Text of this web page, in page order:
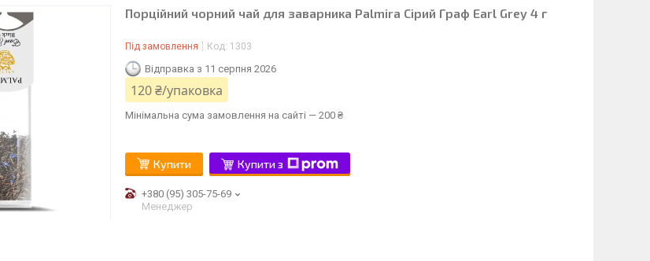
Порційний чорний чай для заварника Palmira Сірий Граф Earl Grey 4 г
Під замовлення Код: 1303
Відправка з 11 серпня 2026
120 ₴/упаковка
Мінімальна сума замовлення на сайті — 200 ₴
Купити Купити з
+380 (95) 305-75-69
Менеджер